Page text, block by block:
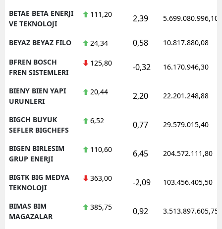
BETAE BETA ENERJI
VE TEKNOLOJI
111,20 2,39 5.699.080.996,10
BEYAZ BEYAZ FILO 24,34 0,58 10.817.880,08
BFREN BOSCH
FREN SISTEMLERI
125,80 -0,32 16.170.946,30
BIENY BIEN YAPI
URUNLERI
20,44 2,20 22.201.248,88
BIGCH BUYUK
SEFLER BIGCHEFS
6,52 0,77 29.579.015,40
BIGEN BIRLESIM
GRUP ENERJI
110,60 6,45 204.572.111,80
BIGTK BIG MEDYA
TEKNOLOJI
363,00 -2,09 103.456.405,50
BIMAS BIM
MAGAZALAR
385,75 0,92 3.513.897.605,75